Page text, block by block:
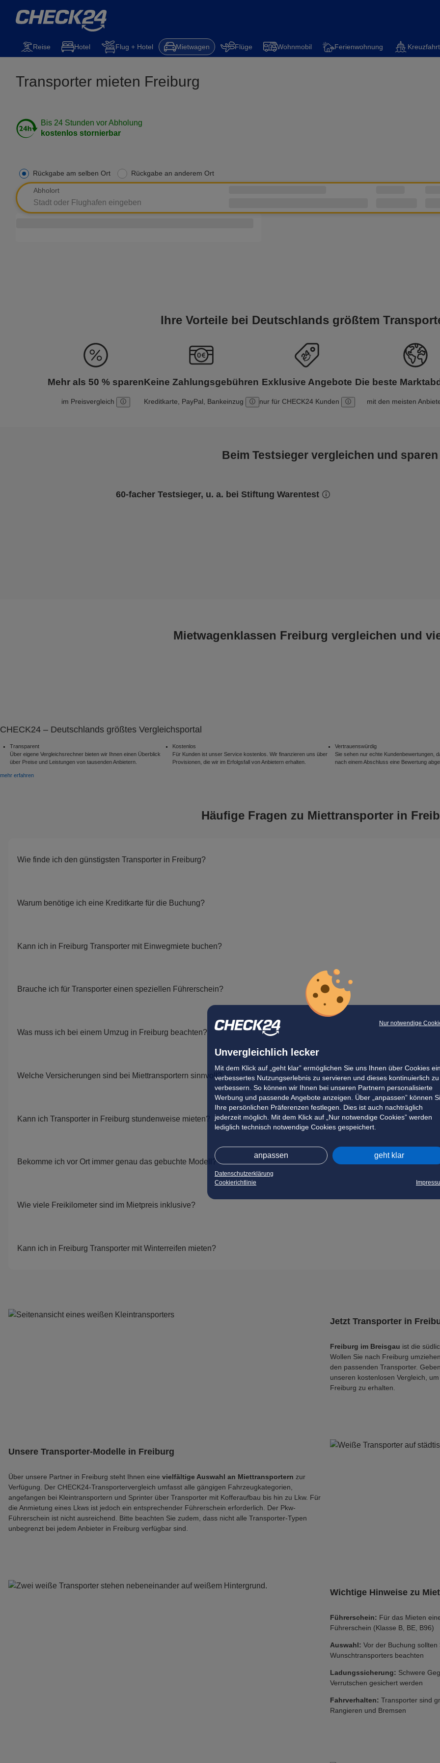
Nur notwendige
Unvergleichlich lecker
Mit dem Klick auf „geht klar” ermöglichen Sie uns Ihnen über Cookies ein
verbessertes Nutzungserlebnis zu servieren und dieses kontinuierlich zu
verbessern. So können wir Ihnen bei unseren Partnern personalisierte
Werbung und passende Angebote anzeigen. Über „anpassen” können
Ihre persönlichen Präferenzen festlegen. Dies ist auch nachträglich
jederzeit möglich. Mit dem Klick auf „Nur notwendige Cookies” werden
lediglich technisch notwendige Cookies gespeichert.
anpassen geht klar
Datenschutzerklärung
Cookierichtlinie
Reise Hotel Flug + Hotel Mietwagen Flüge Wohnmobil Ferienwohnung Kreuzfahrt
Transporter mieten Freiburg
Bis 24 Stunden vor Abholung
kostenlos stornierbar
Rückgabe am selben Ort Rückgabe an anderem Ort
Abholort
Ihre Vorteile bei Deutschlands größtem
Mehr als 50 % sparen
im Preisvergleich
Keine Zahlungsgebühren
Kreditkarte, PayPal, Bankeinzug
Exklusive Angebote
nur für CHECK24 Kunden
Die beste
mit den meisten
Beim Testsieger vergleichen und sparen
60-facher Testsieger, u. a. bei Stiftung Warentest
Mietwagenklassen Freiburg vergleichen und
CHECK24 – Deutschlands größtes Vergleichsportal
Transparent
Über eigene Vergleichsrechner bieten wir Ihnen einen Überblick
über Preise und Leistungen von tausenden Anbietern.
Kostenlos
Für Kunden ist unser Service kostenlos. Wir finanzieren uns über
Provisionen, die wir im Erfolgsfall von Anbietern erhalten.
Vertrauenswürdig
Sie sehen nur echte Kundenbewertungen,
nach einem Abschluss eine Bewertung
mehr erfahren
Häufige Fragen zu Miettransporter in
Wie finde ich den günstigsten Transporter in Freiburg?
Warum benötige ich eine Kreditkarte für die Buchung?
Kann ich in Freiburg Transporter mit Einwegmiete buchen?
Brauche ich für Transporter einen speziellen Führerschein?
Was muss ich bei einem Umzug in Freiburg beachten?
Welche Versicherungen sind bei Miettransportern sinnvoll?
Kann ich Transporter in Freiburg stundenweise mieten?
Bekomme ich vor Ort immer genau das gebuchte Modell?
Wie viele Freikilometer sind im Mietpreis inklusive?
Kann ich in Freiburg Transporter mit Winterreifen mieten?
Jetzt Transporter in
Freiburg im Breisgau ist die
Wollen Sie nach Freiburg
den passenden Transporter.
unseren kostenlosen Vergleich,
Freiburg zu erhalten.
Unsere Transporter-Modelle in Freiburg
Über unsere Partner in Freiburg steht Ihnen eine vielfältige Auswahl an Miettransportern zur
Verfügung. Der CHECK24-Transportervergleich umfasst alle gängigen Fahrzeugkategorien,
angefangen bei Kleintransportern und Sprinter über Transporter mit Kofferaufbau bis hin zu Lkw. Für
die Anmietung eines Lkws ist jedoch ein entsprechender Führerschein erforderlich. Der Pkw-
Führerschein ist nicht ausreichend. Bitte beachten Sie zudem, dass nicht alle Transporter-Typen
unbegrenzt bei jedem Anbieter in Freiburg verfügbar sind.
Wichtige Hinweise zu
Führerschein: Für das Mieten
Führerschein (Klasse B, BE, B96)
Auswahl: Vor der Buchung
Wunschtransporters beachten
Ladungssicherung: Schwere
Verrutschen gesichert werden
Fahrverhalten: Transporter sind
Rangieren und Bremsen